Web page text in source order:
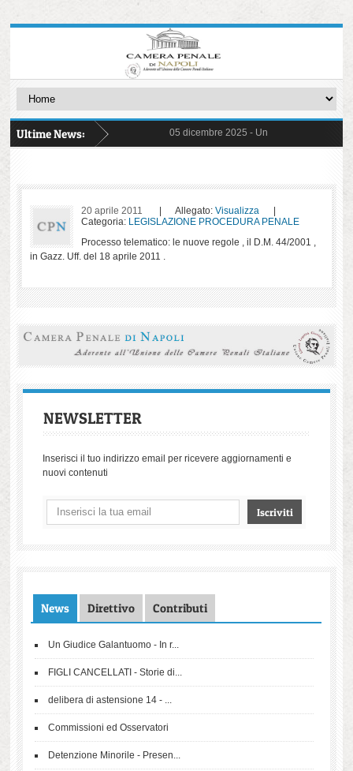
Ultime News: 05 dicembre 2025 -Un Giudice
26 giugno 2025 -ERRORI ED ORRORI -
Protocollo pene
06 maggio 2025 -il "Decreto Sicurezza" n.
17 aprile 2025 -Un viaggio per immagini
20 aprile 2011 | Allegato:Visualizza
|
Categoria: LEGISLAZIONE PROCEDURA PENALE
Processo telematico: le nuove regole , il D.M. 44/2001 ,
in Gazz. Uff. del 18 aprile 2011 .
NEWSLETTER
Inserisci il tuo indirizzo email per ricevere aggiornamenti e
nuovi contenuti
News Direttivo Contributi
Un Giudice Galantuomo - In r...
FIGLI CANCELLATI - Storie di...
delibera di astensione 14 - ...
Commissioni ed Osservatori
Detenzione Minorile - Presen...